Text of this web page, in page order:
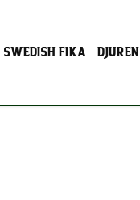
SWEDISH FIKA DJUREN